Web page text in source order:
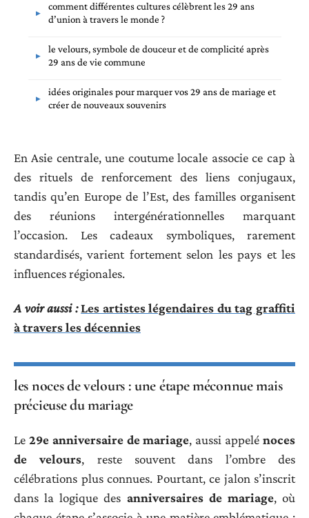
comment différentes cultures célèbrent les 29 ans
d’union à travers le monde ?
le velours, symbole de douceur et de complicité après
29 ans de vie commune
idées originales pour marquer vos 29 ans de mariage et
créer de nouveaux souvenirs
En Asie centrale, une coutume locale associe ce cap à
des rituels de renforcement des liens conjugaux,
tandis qu’en Europe de l’Est, des familles organisent
des réunions intergénérationnelles marquant
l’occasion. Les cadeaux symboliques, rarement
standardisés, varient fortement selon les pays et les
influences régionales.
A voir aussi : Les artistes légendaires du tag graffiti
à travers les décennies
les noces de velours : une étape méconnue mais
précieuse du mariage
Le 29e anniversaire de mariage, aussi appelénoces
de velours, reste souvent dans l’ombre des
célébrations plus connues. Pourtant, ce jalon s’inscrit
dans la logique des anniversaires de mariage, où